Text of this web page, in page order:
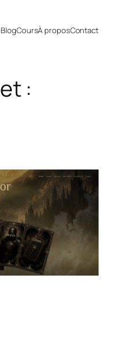
BlogCoursÀ proposContact
: